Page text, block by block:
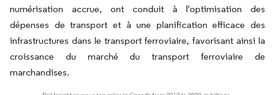
numérisation accrue, ont conduit à l'optimisation des
dépenses de transport et à une planification efficace des
infrastructures dans le transport ferroviaire, favorisant ainsi la
croissance du marché du transport ferroviaire de
marchandises.